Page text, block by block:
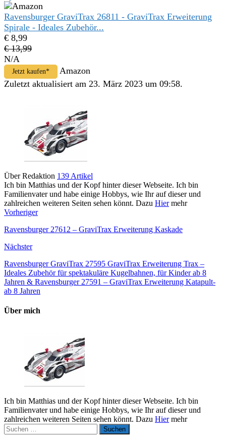
Ravensburger GraviTrax 26811 - GraviTrax Erweiterung
Spirale - Ideales Zubehör...
€ 8,99
€ 13,99
N/A
Jetzt kaufen*
Amazon
Zuletzt aktualisiert am 23. März 2023 um 09:58.
Über Redaktion 139 Artikel
Ich bin Matthias und der Kopf hinter dieser Webseite. Ich bin
Familienvater und habe einige Hobbys, wie Ihr auf dieser und
zahlreichen weiteren Seiten sehen könnt. Dazu Hiermehr
Vorheriger
Ravensburger 27612 – GraviTrax Erweiterung Kaskade
Nächster
Ravensburger GraviTrax 27595 GraviTrax Erweiterung Trax –
Ideales Zubehör für spektakuläre Kugelbahnen, für Kinder ab 8
Jahren & Ravensburger 27591 – GraviTrax Erweiterung Katapult-
ab 8 Jahren
Über mich
Ich bin Matthias und der Kopf hinter dieser Webseite. Ich bin
Familienvater und habe einige Hobbys, wie Ihr auf dieser und
zahlreichen weiteren Seiten sehen könnt. Dazu Hiermehr
Suchen
nach: